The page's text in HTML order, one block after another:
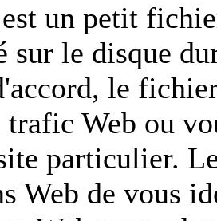
un petit
sur le disque
le
trafic Web ou
particulier.
Web de vous